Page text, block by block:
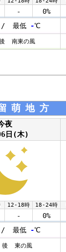
- 0%
最低 -℃
南東の風
萌地方
夜
日(木)
12-18時 18-24時
- 0%
最低 -℃
東の風